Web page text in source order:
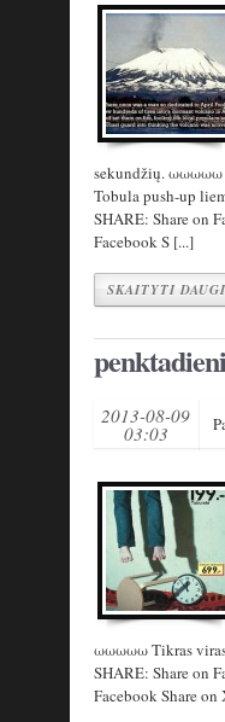
sekundžių.
Tobula push-up
SHARE: Share on
Facebook S [...]
SKAITYTI
2013-08-09
03:03
ωωωωω Tikras
SHARE: Share on
Facebook Share